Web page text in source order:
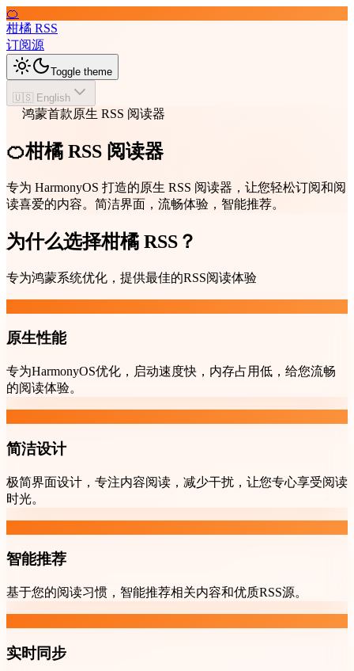
🍊
柑橘 RSS
订阅源
Toggle theme
🇺🇸 English
鸿蒙首款原生 RSS 阅读器
🍊柑橘 RSS 阅读器
专为 HarmonyOS 打造的原生 RSS 阅读器，让您轻松订阅和阅
读喜爱的内容。简洁界面，流畅体验，智能推荐。
为什么选择柑橘 RSS？
专为鸿蒙系统优化，提供最佳的RSS阅读体验
原生性能
专为HarmonyOS优化，启动速度快，内存占用低，给您流畅
的阅读体验。
简洁设计
极简界面设计，专注内容阅读，减少干扰，让您专心享受阅读
时光。
智能推荐
基于您的阅读习惯，智能推荐相关内容和优质RSS源。
实时同步